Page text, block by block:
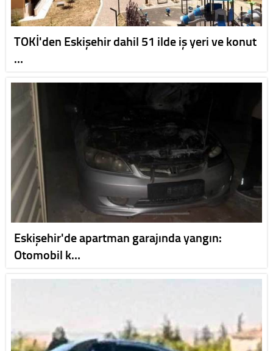
TOKİ'den Eskişehir dahil 51 ilde iş yeri ve konut
…
Eskişehir'de apartman garajında yangın:
Otomobil k…